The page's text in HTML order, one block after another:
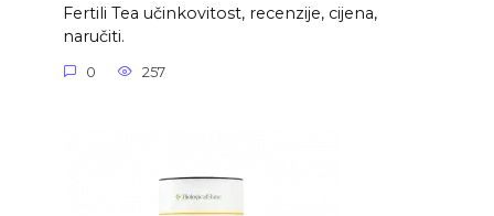
Fertili Tea učinkovitost, recenzije, cijena,
naručiti.
0 257